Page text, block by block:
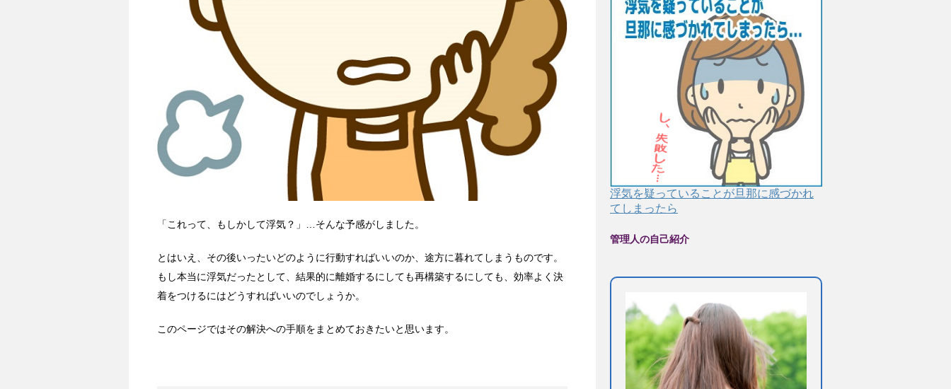
「これって、もしかして浮気？」…そんな予感がしました。
とはいえ、その後いったいどのように行動すればいいのか、途方に暮れてしまうものです。
もし本当に浮気だったとして、結果的に離婚するにしても再構築するにしても、効率よく決
着をつけるにはどうすればいいのでしょうか。
このページではその解決への手順をまとめておきたいと思います。
浮気を疑っていることが旦那に感づかれ
てしまったら
管理人の自己紹介